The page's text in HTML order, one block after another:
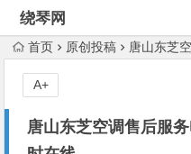
绕琴网
首页 原创投稿 唐山东芝空
唐山东芝空调售后服
A+